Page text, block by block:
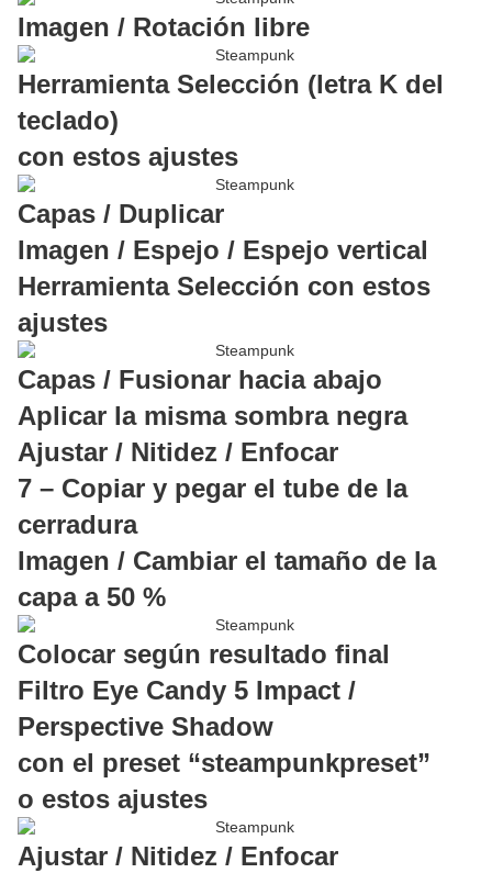
Imagen / Rotación libre
Herramienta Selección (letra K del
teclado)
con estos ajustes
Capas / Duplicar
Imagen / Espejo / Espejo vertical
Herramienta Selección con estos
ajustes
Capas / Fusionar hacia abajo
Aplicar la misma sombra negra
Ajustar / Nitidez / Enfocar
7 – Copiar y pegar el tube de la
cerradura
Imagen / Cambiar el tamaño de la
capa a 50 %
Colocar según resultado final
Filtro Eye Candy 5 Impact /
Perspective Shadow
con el preset “steampunkpreset”
o estos ajustes
Ajustar / Nitidez / Enfocar